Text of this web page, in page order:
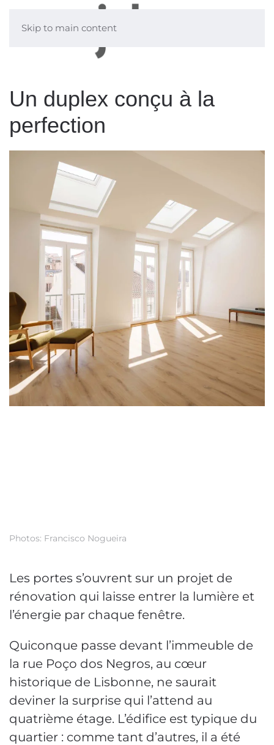
Skip to main content
Un duplex conçu à la
perfection
Photos: Francisco Nogueira
Les portes s’ouvrent sur un projet de
rénovation qui laisse entrer la lumière et
l’énergie par chaque fenêtre.
Quiconque passe devant l’immeuble de
la rue Poço dos Negros, au cœur
historique de Lisbonne, ne saurait
deviner la surprise qui l’attend au
quatrième étage. L’édifice est typique du
quartier : comme tant d’autres, il a été